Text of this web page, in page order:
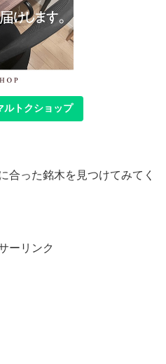
ルトクショップ
合った銘木を見つけてみてく
ーリンク